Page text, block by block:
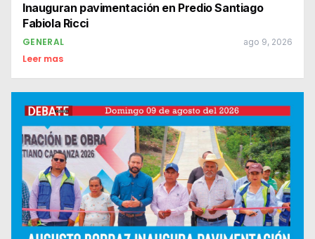
Inauguran pavimentación en Predio Santiago
Fabiola Ricci
GENERAL ago 9, 2026
Leer mas